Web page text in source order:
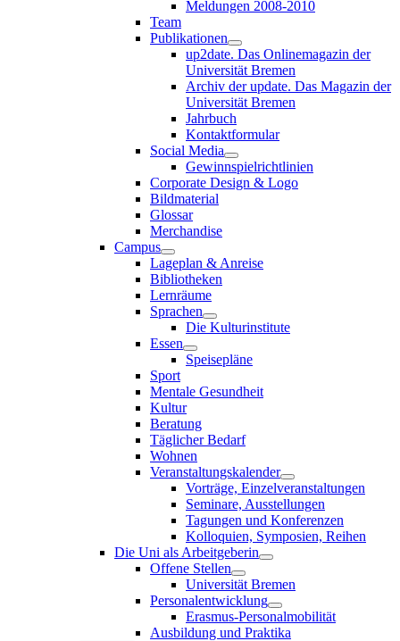
Meldungen 2008-2010
Team
Publikationen
up2date. Das Onlinemagazin der
Universität Bremen
Archiv der update. Das Magazin der
Universität Bremen
Jahrbuch
Kontaktformular
Social Media
Gewinnspielrichtlinien
Corporate Design & Logo
Bildmaterial
Glossar
Merchandise
Campus
Lageplan & Anreise
Bibliotheken
Lernräume
Sprachen
Die Kulturinstitute
Essen
Speisepläne
Sport
Mentale Gesundheit
Kultur
Beratung
Täglicher Bedarf
Wohnen
Veranstaltungskalender
Vorträge, Einzelveranstaltungen
Seminare, Ausstellungen
Tagungen und Konferenzen
Kolloquien, Symposien, Reihen
Die Uni als Arbeitgeberin
Offene Stellen
Universität Bremen
Personalentwicklung
Erasmus-Personalmobilität
Ausbildung und Praktika